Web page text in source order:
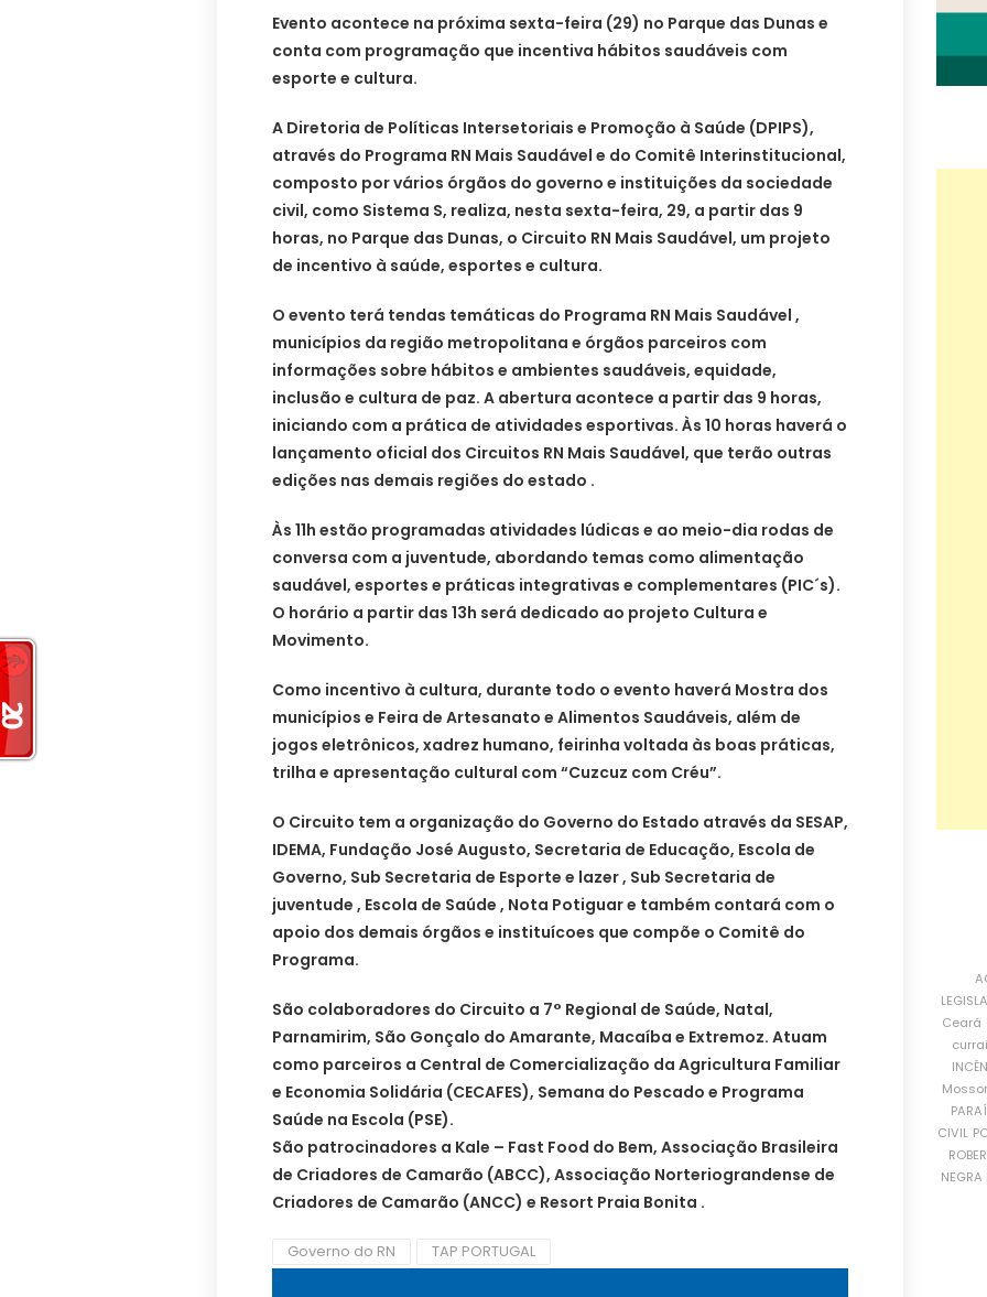
Evento acontece na próxima sexta-feira (29) no Parque das Dunas e
conta com programação que incentiva hábitos saudáveis com
esporte e cultura.
A Diretoria de Políticas Intersetoriais e Promoção à Saúde (DPIPS),
através do Programa RN Mais Saudável e do Comitê Interinstitucional,
composto por vários órgãos do governo e instituições da sociedade
civil, como Sistema S, realiza, nesta sexta-feira, 29, a partir das 9
horas, no Parque das Dunas, o Circuito RN Mais Saudável, um projeto
de incentivo à saúde, esportes e cultura.
O evento terá tendas temáticas do Programa RN Mais Saudável ,
municípios da região metropolitana e órgãos parceiros com
informações sobre hábitos e ambientes saudáveis, equidade,
inclusão e cultura de paz. A abertura acontece a partir das 9 horas,
iniciando com a prática de atividades esportivas. Às 10 horas haverá o
lançamento oficial dos Circuitos RN Mais Saudável, que terão outras
edições nas demais regiões do estado .
Às 11h estão programadas atividades lúdicas e ao meio-dia rodas de
conversa com a juventude, abordando temas como alimentação
saudável, esportes e práticas integrativas e complementares (PIC´s).
O horário a partir das 13h será dedicado ao projeto Cultura e
Movimento.
Como incentivo à cultura, durante todo o evento haverá Mostra dos
municípios e Feira de Artesanato e Alimentos Saudáveis, além de
jogos eletrônicos, xadrez humano, feirinha voltada às boas práticas,
trilha e apresentação cultural com “Cuzcuz com Créu”.
O Circuito tem a organização do Governo do Estado através da SESAP,
IDEMA, Fundação José Augusto, Secretaria de Educação, Escola de
Governo, Sub Secretaria de Esporte e lazer , Sub Secretaria de
juventude , Escola de Saúde , Nota Potiguar e também contará com o
apoio dos demais órgãos e instituícoes que compõe o Comitê do
Programa.
São colaboradores do Circuito a 7° Regional de Saúde, Natal,
Parnamirim, São Gonçalo do Amarante, Macaíba e Extremoz. Atuam
como parceiros a Central de Comercialização da Agricultura Familiar
e Economia Solidária (CECAFES), Semana do Pescado e Programa
Saúde na Escola (PSE).
São patrocinadores a Kale – Fast Food do Bem, Associação Brasileira
de Criadores de Camarão (ABCC), Associação Norteriograndense de
Criadores de Camarão (ANCC) e Resort Praia Bonita .
Governo do RN TAP PORTUGAL
Ceará
CIVIL
NEGRA